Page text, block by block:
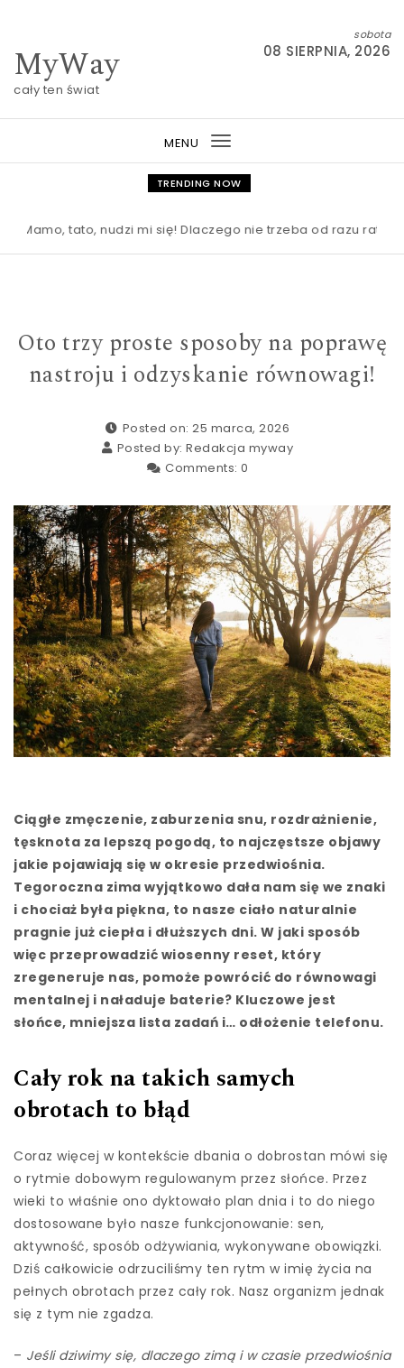
MyWay
cały ten świat
sobota
08 SIERPNIA, 2026
MENU
Toggle
navigation
TRENDING NOW
tato, nudzi mi się! Dlaczego nie trzeba od razu ratować
Oto trzy proste sposoby na poprawę
nastroju i odzyskanie równowagi!
Posted on: 25 marca, 2026
Posted by: Redakcja myway
Comments: 0
Ciągłe zmęczenie, zaburzenia snu, rozdrażnienie,
tęsknota za lepszą pogodą, to najczęstsze objawy
jakie pojawiają się w okresie przedwiośnia.
Tegoroczna zima wyjątkowo dała nam się we znaki
i chociaż była piękna, to nasze ciało naturalnie
pragnie już ciepła i dłuższych dni. W jaki sposób
więc przeprowadzić wiosenny reset, który
zregeneruje nas, pomoże powrócić do równowagi
mentalnej i naładuje baterie? Kluczowe jest
słońce, mniejsza lista zadań i… odłożenie telefonu.
Cały rok na takich samych
obrotach to błąd
Coraz więcej w kontekście dbania o dobrostan mówi się
o rytmie dobowym regulowanym przez słońce. Przez
wieki to właśnie ono dyktowało plan dnia i to do niego
dostosowane było nasze funkcjonowanie: sen,
aktywność, sposób odżywiania, wykonywane obowiązki.
Dziś całkowicie odrzuciliśmy ten rytm w imię życia na
pełnych obrotach przez cały rok. Nasz organizm jednak
się z tym nie zgadza.
– Jeśli dziwimy się, dlaczego zimą i w czasie przedwiośnia